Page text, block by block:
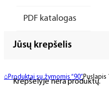
PDF katalogas
Jūsų krepšelis
Krepšelyje nėra produktų.
⌂ Produktai su žymomis “90”Puslapis 1